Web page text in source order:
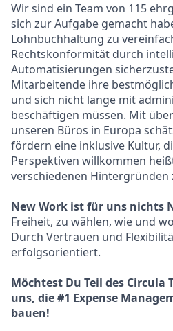
Wir sind ein Team von 115
sich zur Aufgabe gemacht
Lohnbuchhaltung zu
Rechtskonformität durch
Automatisierungen
Mitarbeitende ihre
und sich nicht lange mit
beschäftigen müssen. Mit
unseren Büros in Europa
fördern eine inklusive Kultur,
Perspektiven willkommen
verschiedenen
New Work ist für uns nichts
Freiheit, zu wählen, wie und
Durch Vertrauen und
erfolgsorientiert.
Möchtest Du Teil des Circula
uns, die #1 Expense
bauen!